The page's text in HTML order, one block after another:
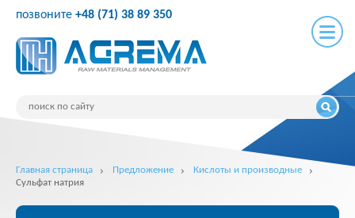
позвоните +48 (71) 38 89 350
Главная страница Предложение
Кислоты и производные
Сульфат натрия